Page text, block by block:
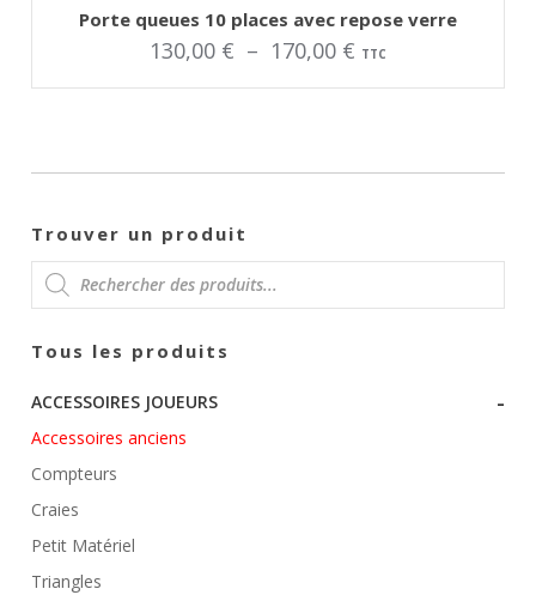
Trouver un produit
RECHERCHE
DE
PRODUITS
Tous les produits
ACCESSOIRES JOUEURS -
Accessoires anciens
Compteurs
Craies
Petit Matériel
Triangles
Ce
produit
a
plusieurs
variations.
choisies
Porte queues 10 places avec repose verre
130,00 € – 170,00 € Plage
de
TTC